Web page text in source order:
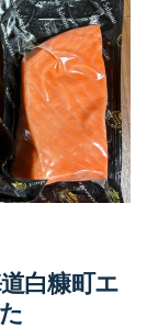
白糠町エ